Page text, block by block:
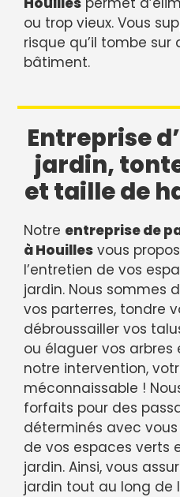
ou trop vieux. Vous
risque qu’il tombe sur
bâtiment.
Entreprise
jardin,
et taille de
Notre entreprise de
à Houilles vous
l’entretien de vos
jardin. Nous sommes
vos parterres, tondre
débroussailler vos
ou élaguer vos arbres
notre intervention,
méconnaissable !
forfaits pour des
déterminés avec
de vos espaces verts
jardin. Ainsi, vous
jardin tout au long de